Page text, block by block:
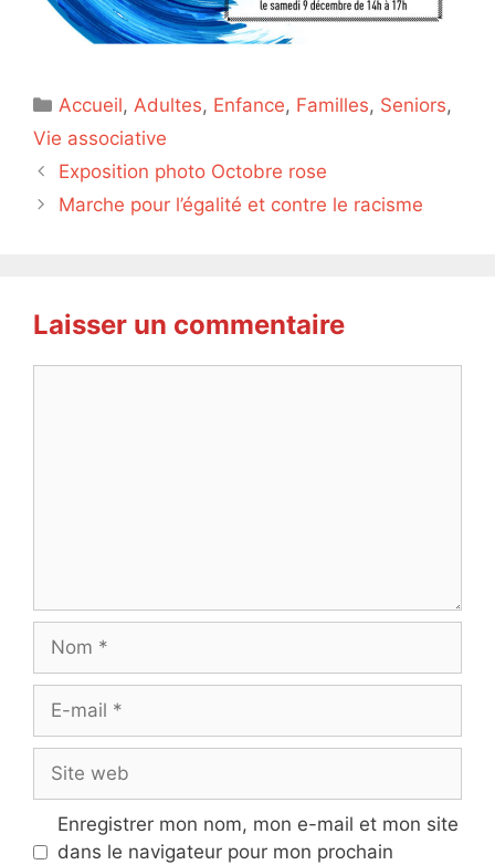
Catégories
Accueil,Adultes, Enfance, Familles, Seniors,
Vie associative
Exposition photo Octobre rose
Marche pour l’égalité et contre le racisme
Laisser un commentaire
Nom
Site
web
Enregistrer mon nom, mon e-mail et mon site
dans le navigateur pour mon prochain